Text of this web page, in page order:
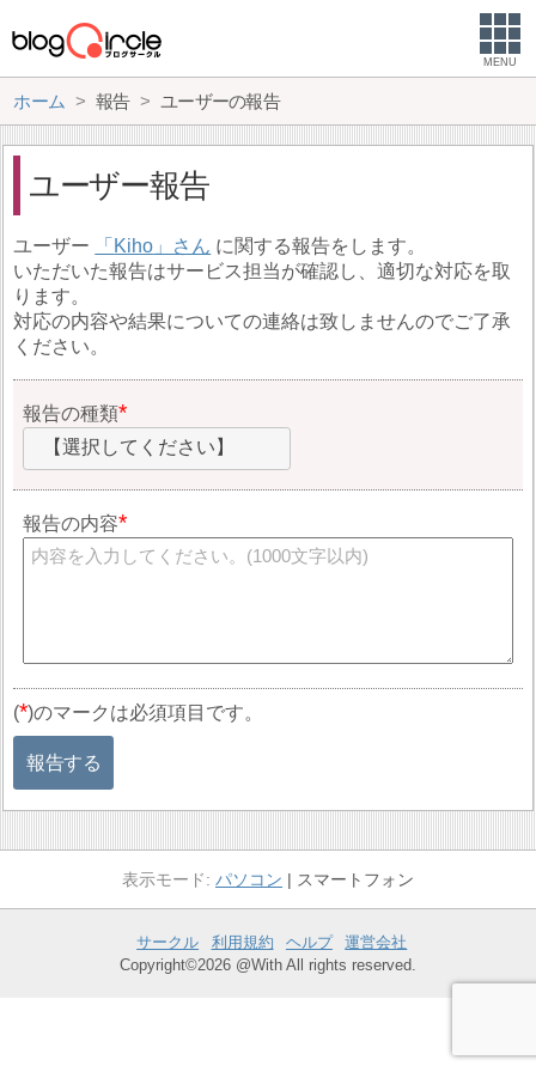
MENU
ホーム 報告 ユーザーの報告
ユーザー報告
ユーザー Kiho
に関する報告をします。
いただいた報告はサービス担当が確認し、適切な対応を取
ります。
対応の内容や結果についての連絡は致しませんのでご了承
ください。
報告の種類
【選択してください】
報告の内容
(*)のマークは必須項目です。
報告する
パソコン スマートフォン
サークル 利用規約 ヘルプ
運営会社
Copyright©2026 @With All rights reserved.